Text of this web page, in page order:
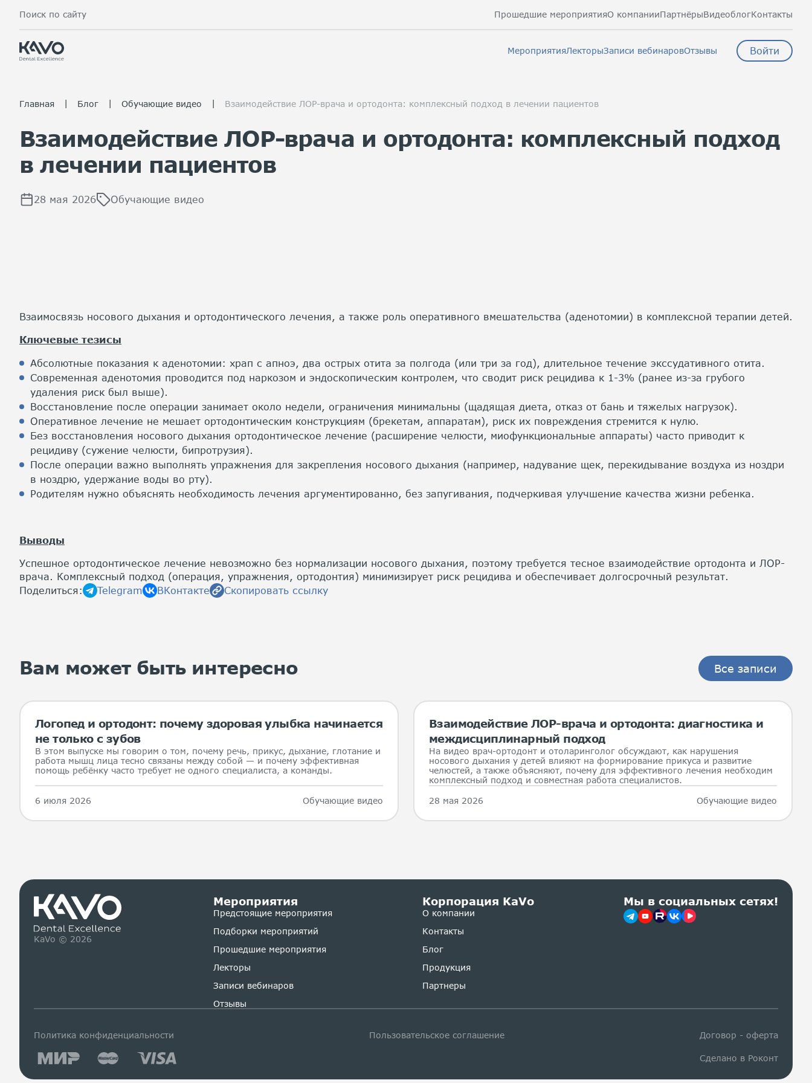
Поиск по сайту Прошедшие мероприятияО компанииПартнёрыВидеоблогКонтакты
МероприятияЛекторыЗаписи вебинаровОтзывы Войти
Главная | Блог | Обучающие видео | Взаимодействие ЛОР-врача и ортодонта: комплексный подход в лечении пациентов
Взаимодействие ЛОР-врача и ортодонта: комплексный подход
в лечении пациентов
28 мая 2026 Обучающие видео
Взаимосвязь носового дыхания и ортодонтического лечения, а также роль оперативного вмешательства (аденотомии) в комплексной терапии детей.
Ключевые тезисы
Абсолютные показания к аденотомии: храп с апноэ, два острых отита за полгода (или три за год), длительное течение экссудативного отита.
Современная аденотомия проводится под наркозом и эндоскопическим контролем, что сводит риск рецидива к 1-3% (ранее из-за грубого
удаления риск был выше).
Восстановление после операции занимает около недели, ограничения минимальны (щадящая диета, отказ от бань и тяжелых нагрузок).
Оперативное лечение не мешает ортодонтическим конструкциям (брекетам, аппаратам), риск их повреждения стремится к нулю.
Без восстановления носового дыхания ортодонтическое лечение (расширение челюсти, миофункциональные аппараты) часто приводит к
рецидиву (сужение челюсти, бипротрузия).
После операции важно выполнять упражнения для закрепления носового дыхания (например, надувание щек, перекидывание воздуха из ноздри
в ноздрю, удержание воды во рту).
Родителям нужно объяснять необходимость лечения аргументированно, без запугивания, подчеркивая улучшение качества жизни ребенка.
Выводы
Успешное ортодонтическое лечение невозможно без нормализации носового дыхания, поэтому требуется тесное взаимодействие ортодонта и ЛОР-
врача. Комплексный подход (операция, упражнения, ортодонтия) минимизирует риск рецидива и обеспечивает долгосрочный результат.
Поделиться:
Telegram ВКонтакте Скопировать ссылку
Вам может быть интересно Все записи
Логопед и ортодонт: почему здоровая улыбка начинается
не только с зубов
В этом выпуске мы говорим о том, почему речь, прикус, дыхание, глотание и
работа мышц лица тесно связаны между собой — и почему эффективная
помощь ребёнку часто требует не одного специалиста, а команды.
6 июля 2026 Обучающие видео
Взаимодействие ЛОР-врача и ортодонта: диагностика и
междисциплинарный подход
На видео врач-ортодонт и отоларинголог обсуждают, как нарушения
носового дыхания у детей влияют на формирование прикуса и развитие
челюстей, а также объясняют, почему для эффективного лечения необходим
комплексный подход и совместная работа специалистов.
28 мая 2026
Обучающие видео
KaVo © 2026
Мероприятия
Предстоящие мероприятия
Подборки мероприятий
Прошедшие мероприятия
Лекторы
Записи вебинаров
Отзывы
Корпорация KaVo
О компании
Контакты
Блог
Продукция
Партнеры
Мы в социальных сетях!
Политика конфиденциальности Пользовательское соглашение Договор - оферта
Сделано в Роконт